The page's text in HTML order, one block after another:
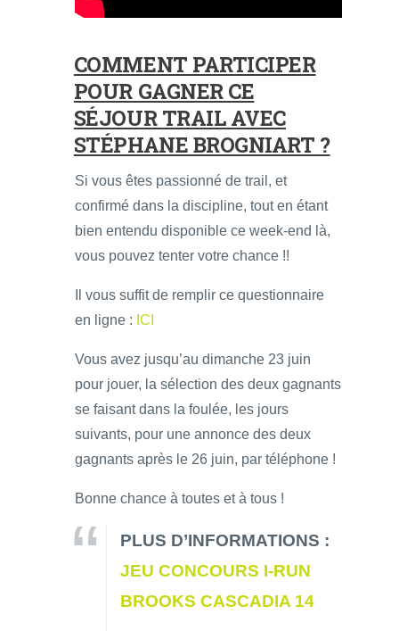
COMMENT PARTICIPER
POUR GAGNER CE
SÉJOUR TRAIL AVEC
STÉPHANE BROGNIART ?
Si vous êtes passionné de trail, et
confirmé dans la discipline, tout en étant
bien entendu disponible ce week-end là,
vous pouvez tenter votre chance !!
Il vous suffit de remplir ce questionnaire
en ligne : ICI
Vous avez jusqu’au dimanche 23 juin
pour jouer, la sélection des deux gagnants
se faisant dans la foulée, les jours
suivants, pour une annonce des deux
gagnants après le 26 juin, par téléphone !
Bonne chance à toutes et à tous !
PLUS D’INFORMATIONS :
JEU CONCOURS I-RUN
BROOKS CASCADIA 14